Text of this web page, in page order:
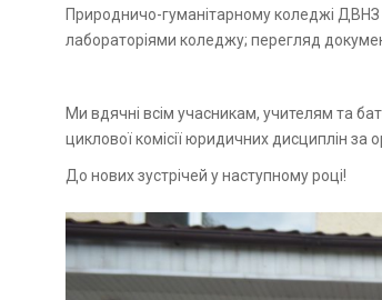
Природничо-гуманітарному коледжі ДВНЗ
лабораторіями коледжу; перегляд
Ми вдячні всім учасникам, учителям та
циклової комісії юридичних дисциплін за
До нових зустрічей у наступному році!